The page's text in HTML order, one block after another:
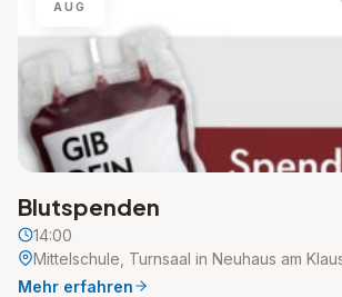
AUG
Blutspenden
14:00
Mittelschule, Turnsaal in Neuhaus am
Mehr erfahren